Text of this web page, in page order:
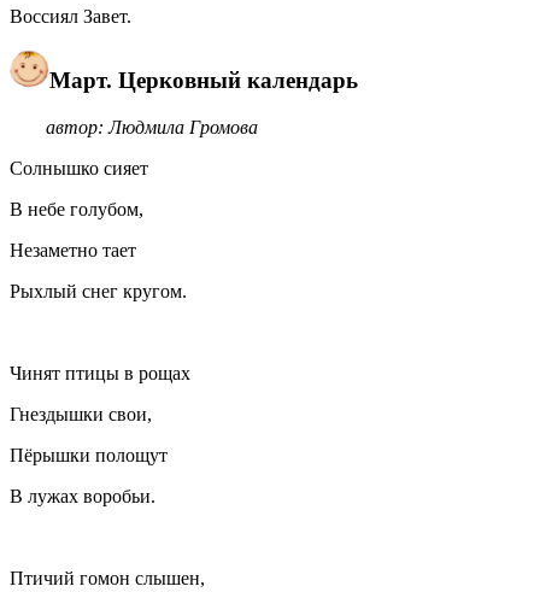
Воссиял Завет.
Март. Церковный календарь
автор: Людмила Громова
Солнышко сияет
В небе голубом,
Незаметно тает
Рыхлый снег кругом.
Чинят птицы в рощах
Гнездышки свои,
Пёрышки полощут
В лужах воробьи.
Птичий гомон слышен,